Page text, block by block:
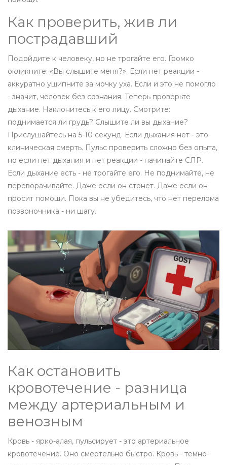
Как проверить, жив ли
пострадавший
Подойдите к человеку, но не трогайте его. Громко
окликните: «Вы слышите меня?». Если нет реакции -
аккуратно ущипните за мочку уха. Если и это не помогло
- значит, человек без сознания. Теперь проверьте
дыхание. Наклонитесь к его лицу. Смотрите:
поднимается ли грудь? Слышите ли вы дыхание?
Прислушайтесь на 5-10 секунд. Если дыхания нет - это
клиническая смерть. Пульс проверить сложно без опыта,
но если нет дыхания и нет реакции - начинайте СЛР.
Если дыхание есть - не трогайте его. Не поднимайте, не
переворачивайте. Даже если он стонет. Даже если он
просит помощи. Пока вы не убедитесь, что нет перелома
позвоночника - ни шагу.
Как остановить
кровотечение - разница
между артериальным и
венозным
Кровь - ярко-алая, пульсирует - это артериальное
кровотечение. Оно смертельно быстро. Кровь - темно-